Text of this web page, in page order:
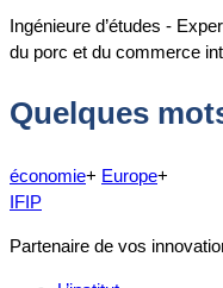
Ingénieure d’études -
du porc et du commerce
Quelques
économie+ Europe+
IFIP
Partenaire de vos